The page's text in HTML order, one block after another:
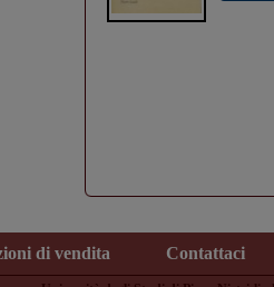
di vendita Contattaci